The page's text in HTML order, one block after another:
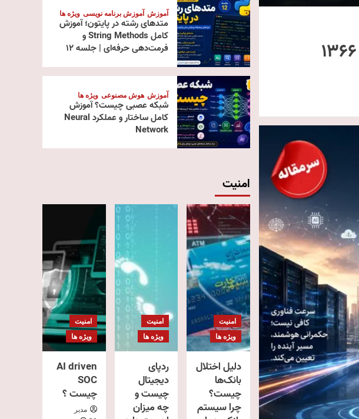
استلاتو G9 معرفی شد | شاسی‌بلند لوکس هواوی با برد ۱۳۶۶
آموزش آموزش برنامه نویسی ویژه ها
متدهای رشته در پایتون؛ آموزش
کامل String Methods و
فرمت‌دهی حرفه‌ای | جلسه ۱۲
آموزش هوش مصنوعی ویژه ها
شبکه عصبی چیست؟ آموزش
کامل ساختار و عملکرد Neural
Network
امنیت
امنیت
ویژه ها
دلیل اختلال
بانک‌ها
چیست؟
چرا سیستم
امنیت
ویژه ها
ردپای
دیجیتال
چیست و
چه میزان
امنیت
ویژه ها
AI driven
SOC
چیست ؟
مدیر